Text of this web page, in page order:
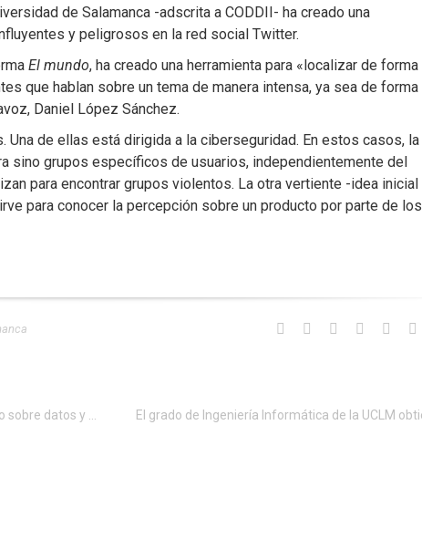
de Salamanca -adscrita a CODDII- ha creado una
y peligrosos en la red social Twitter.
El mundo, ha creado una herramienta para «localizar de forma
que hablan sobre un tema de manera intensa, ya sea de forma
Daniel López Sánchez.
Una de ellas está dirigida a la ciberseguridad. En estos casos, la
sino grupos específicos de usuarios, independientemente del
para encontrar grupos violentos. La otra vertiente -idea inicial
para conocer la percepción sobre un producto por parte de los